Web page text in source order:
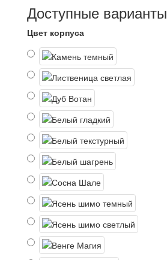
Доступные варианты
Цвет корпуса